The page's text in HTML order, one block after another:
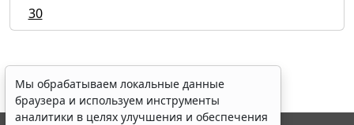
30
Мы обрабатываем локальные данные
браузера и используем инструменты
аналитики в целях улучшения и обеспечения